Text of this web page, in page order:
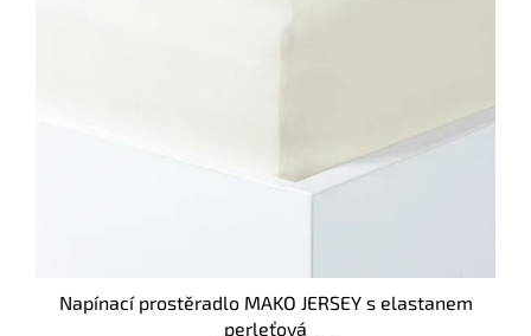
Napínací prostěradlo MAKO JERSEY s elastanem
perleťová